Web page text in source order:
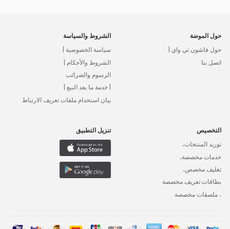
حول الموضة
حول فاشون تي واي |
اتصل بنا
الشروط والسياسة
سياسة الخصوصية |
الشروط والأحكام |
الرسوم والضرائب
| خدمة ما بعد البيع |
بيان استخدام ملفات تعريف الارتباط
التخصيص
توريد المنتجات،
خدمات مخصصة،
تغليف مخصص،
بطاقات تعريف مخصصة
، ملصقات مخصصة
تنزيل التطبيق